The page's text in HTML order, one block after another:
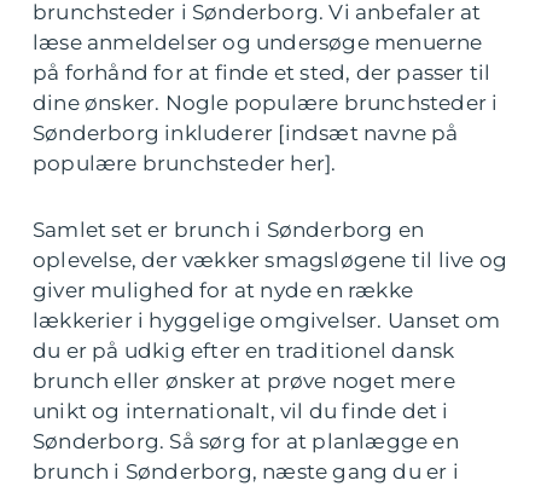
brunchsteder i Sønderborg. Vi anbefaler at
læse anmeldelser og undersøge menuerne
på forhånd for at finde et sted, der passer til
dine ønsker. Nogle populære brunchsteder i
Sønderborg inkluderer [indsæt navne på
populære brunchsteder her].
Samlet set er brunch i Sønderborg en
oplevelse, der vækker smagsløgene til live og
giver mulighed for at nyde en række
lækkerier i hyggelige omgivelser. Uanset om
du er på udkig efter en traditionel dansk
brunch eller ønsker at prøve noget mere
unikt og internationalt, vil du finde det i
Sønderborg. Så sørg for at planlægge en
brunch i Sønderborg, næste gang du er i